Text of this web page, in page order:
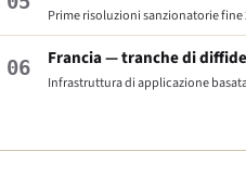
Prime risoluzioni sanzionatorie fine
06 Francia — tranche di diffide
Infrastruttura di applicazione